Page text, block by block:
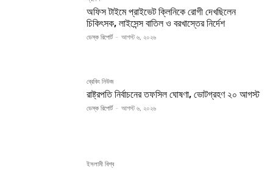
অফিস টাইমে প্রাইভেট ক্লিনিকে রোগী দেখছিলেন
চিকিৎসক, লাইসেন্স বাতিল ও বরখাস্তের নির্দেশ
ডেস্ক রিপোর্ট - আগস্ট ৬, ২০২৬
ব্রেকিং নিউজ
রাষ্ট্রপতি নির্বাচনের তফসিল ঘোষণা, ভোটগ্রহণ ২০ আগস্ট
ডেস্ক রিপোর্ট - আগস্ট ৬, ২০২৬
ইসলামী বিশ্ব